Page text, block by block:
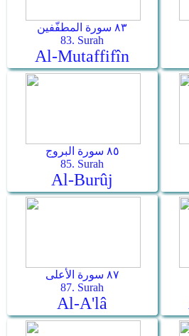
٨٣ سورة المطفّفين
83. Surah
Al-Mutaffifîn
٨٥ سورة البروج
85. Surah
Al-Burûj
٨٧ سورة الأعلى
87. Surah
Al-A'lâ